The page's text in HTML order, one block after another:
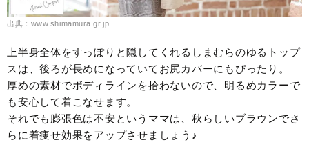
出典：www.shimamura.gr.jp
上半身全体をすっぽりと隠してくれるしまむらのゆるトップ
スは、後ろが長めになっていてお尻カバーにもぴったり。
厚めの素材でボディラインを拾わないので、明るめカラーで
も安心して着こなせます。
それでも膨張色は不安というママは、秋らしいブラウンでさ
らに着痩せ効果をアップさせましょう♪